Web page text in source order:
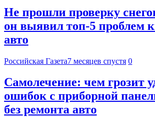
Не прошли проверку
он выявил топ-5 проблем
авто
Российская Газета7 месяцев спустя 0
Самолечение: чем грозит
ошибок с приборной
без ремонта авто